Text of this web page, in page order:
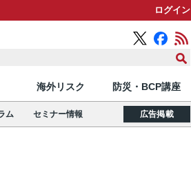
ログイン
海外リスク 防災・BCP講座
ム セミナー情報 広告掲載